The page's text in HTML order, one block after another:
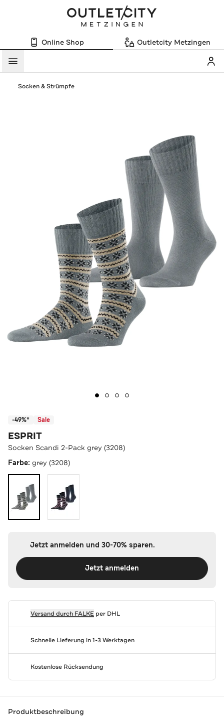
Online Shop Outletcity Metzingen
Menü
Socken & Strümpfe
-49%* Sale
ESPRIT
Socken Scandi 2-Pack grey (3208)
Farbe: grey (3208)
Jetzt anmelden und 30-70% sparen.
Jetzt anmelden
Versand durch FALKEper DHL
Schnelle Lieferung in 1-3 Werktagen
Kostenlose Rücksendung
Produktbeschreibung